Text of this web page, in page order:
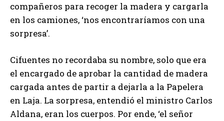
compañeros para recoger la madera y cargarla
en los camiones, ‘nos encontraríamos con una
sorpresa’.
Cifuentes no recordaba su nombre, solo que era
el encargado de aprobar la cantidad de madera
cargada antes de partir a dejarla a la Papelera
en Laja. La sorpresa, entendió el ministro Carlos
Aldana, eran los cuerpos. Por ende, ‘el señor